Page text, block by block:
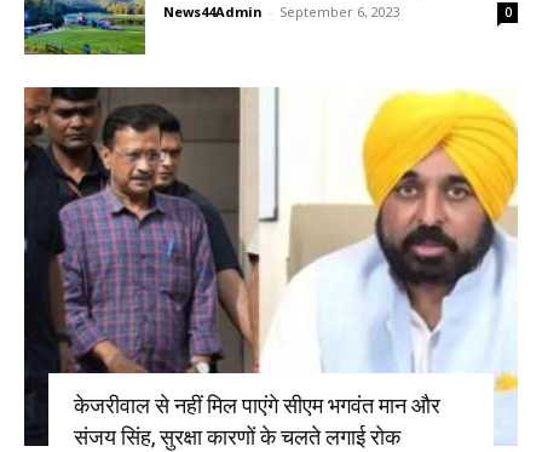
News44Admin - September 6, 2023 0
केजरीवाल से नहीं मिल पाएंगे सीएम भगवंत मान और
संजय सिंह, सुरक्षा कारणों के चलते लगाई रोक